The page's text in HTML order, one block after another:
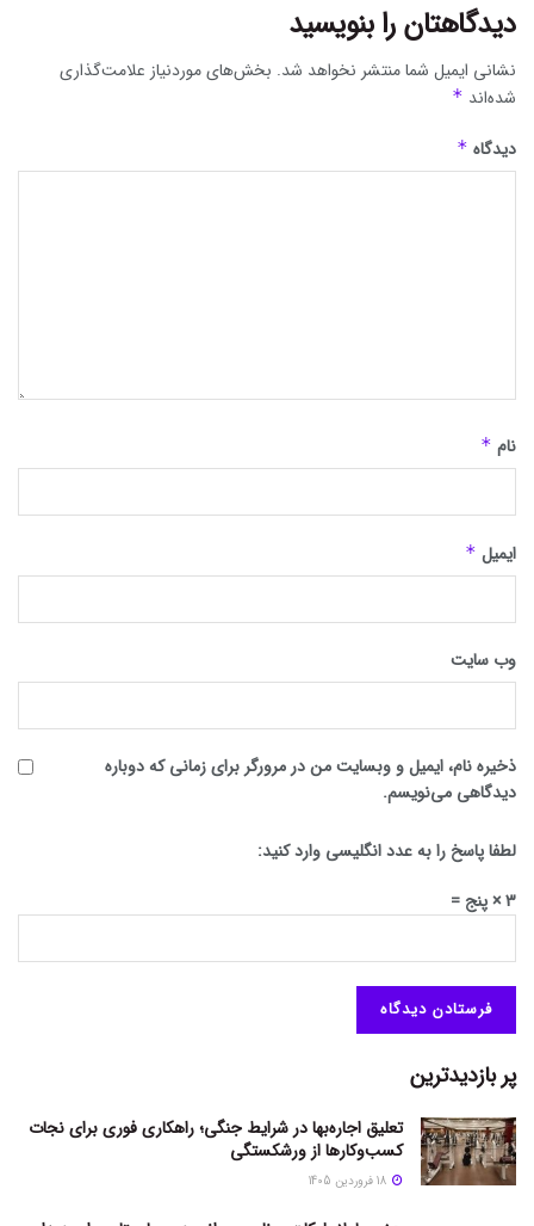
دیدگاهتان را بنویسید
نشانی ایمیل شما منتشر نخواهد شد. بخش‌های موردنیاز علامت‌گذاری
شده‌اند *
دیدگاه *
نام *
ایمیل *
وب‌ سایت
ذخیره نام، ایمیل و وبسایت من در مرورگر برای زمانی که دوباره
دیدگاهی می‌نویسم.
لطفا پاسخ را به عدد انگلیسی وارد کنید:
3 × پنج =
پر بازدیدترین
تعلیق اجاره‌بها در شرایط جنگی؛ راهکاری فوری برای نجات
کسب‌وکارها از ورشکستگی